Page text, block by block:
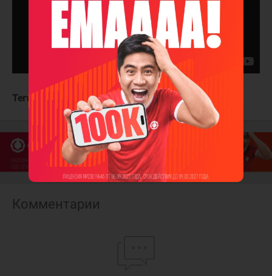
Теги: Сиэтл Кракен Тампа-Бэй Лайтнинг
Комментарии